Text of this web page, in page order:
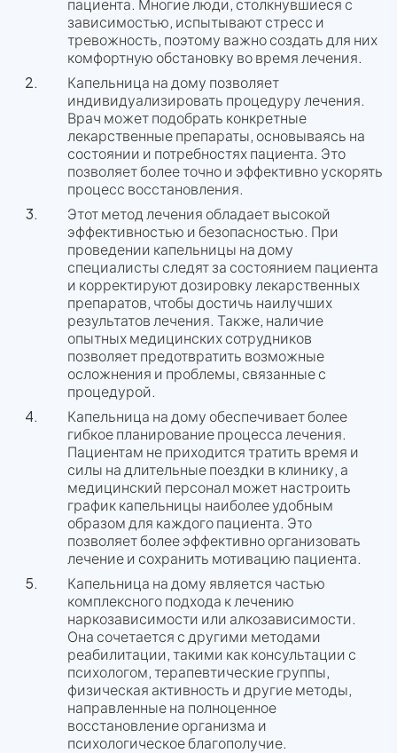
пациента. Многие люди, столкнувшиеся с
зависимостью, испытывают стресс и
тревожность, поэтому важно создать для них
комфортную обстановку во время лечения.
Капельница на дому позволяет
индивидуализировать процедуру лечения.
Врач может подобрать конкретные
лекарственные препараты, основываясь на
состоянии и потребностях пациента. Это
позволяет более точно и эффективно ускорять
процесс восстановления.
Этот метод лечения обладает высокой
эффективностью и безопасностью. При
проведении капельницы на дому
специалисты следят за состоянием пациента
и корректируют дозировку лекарственных
препаратов, чтобы достичь наилучших
результатов лечения. Также, наличие
опытных медицинских сотрудников
позволяет предотвратить возможные
осложнения и проблемы, связанные с
процедурой.
Капельница на дому обеспечивает более
гибкое планирование процесса лечения.
Пациентам не приходится тратить время и
силы на длительные поездки в клинику, а
медицинский персонал может настроить
график капельницы наиболее удобным
образом для каждого пациента. Это
позволяет более эффективно организовать
лечение и сохранить мотивацию пациента.
Капельница на дому является частью
комплексного подхода к лечению
наркозависимости или алкозависимости.
Она сочетается с другими методами
реабилитации, такими как консультации с
психологом, терапевтические группы,
физическая активность и другие методы,
направленные на полноценное
восстановление организма и
психологическое благополучие.